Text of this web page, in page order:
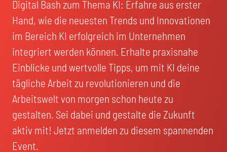
Digital Bash zum Thema KI: Erfahre aus erster
Hand, wie die neuesten Trends und Innovationen
im Bereich KI erfolgreich im Unternehmen
integriert werden können. Erhalte praxisnahe
Einblicke und wertvolle Tipps, um mit KI deine
tägliche Arbeit zu revolutionieren und die
Arbeitswelt von morgen schon heute zu
gestalten. Sei dabei und gestalte die Zukunft
aktiv mit! Jetzt anmelden zu diesem spannenden
Event.